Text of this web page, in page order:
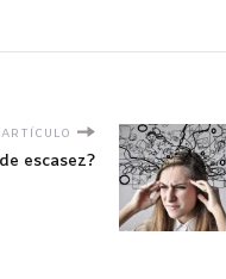
escasez?